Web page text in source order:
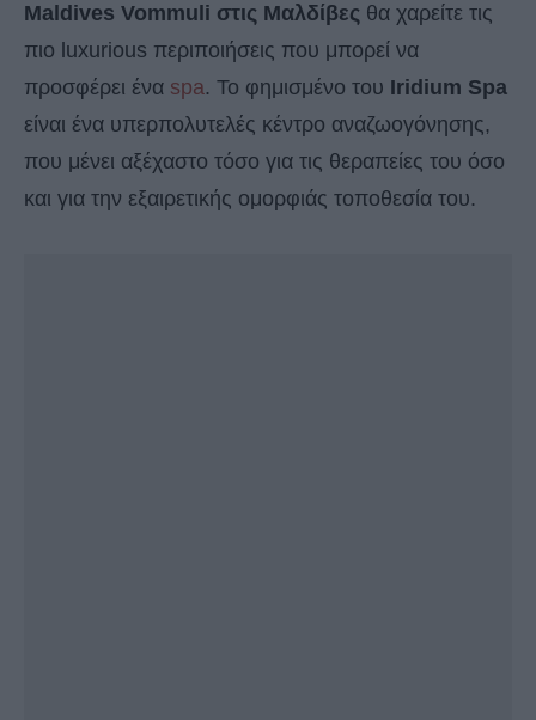
Maldives Vommuli στις Μαλδίβες θα χαρείτε τις
πιο luxurious περιποιήσεις που μπορεί να
προσφέρει ένα spa. Το φημισμένο του Iridium Spa
είναι ένα υπερπολυτελές κέντρο αναζωογόνησης,
που μένει αξέχαστο τόσο για τις θεραπείες του όσο
και για την εξαιρετικής ομορφιάς τοποθεσία του.